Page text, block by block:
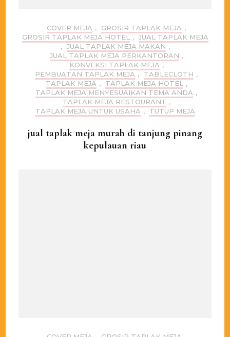
COVER MEJA , GROSIR TAPLAK MEJA ,
GROSIR TAPLAK MEJA HOTEL
, JUAL TAPLAK MEJA
, JUAL TAPLAK MEJA MAKAN ,
JUAL TAPLAK MEJA PERKANTORAN ,
KONVEKSI TAPLAK MEJA ,
PEMBUATAN TAPLAK MEJA , TABLECLOTH ,
TAPLAK MEJA , TAPLAK MEJA HOTEL
,
TAPLAK MEJA MENYESUAIKAN TEMA ANDA ,
TAPLAK MEJA RESTOURANT ,
TAPLAK MEJA UNTUK USAHA , TUTUP MEJA
jual taplak meja murah di tanjung pinang
kepulauan riau